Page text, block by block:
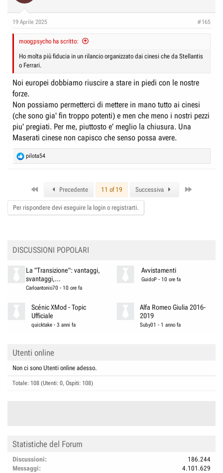
19 Aprile 2025 #165
moogpsycho ha scritto:
Ho molta più fiducia in un rilancio organizzato dai cinesi che da Stellantis
o Ferrari.
Noi europei dobbiamo riuscire a stare in piedi con le nostre
forze.
Non possiamo permetterci di mettere in mano tutto ai cinesi
(che sono gia' fin troppo potenti) e men che meno i nostri pezzi
piu' pregiati. Per me, piuttosto e' meglio la chiusura. Una
Maserati cinese non capisco che senso possa avere.
R
e
o
n
pilota54
Precedente 11 of 19 Successiva
Per rispondere devi eseguire la login o registrarti.
DISCUSSIONI POPOLARI
La "Transizione": vantaggi,
svantaggi,...
Carloantonio70 - 10 ore fa
Avvistamenti
GuidoP - 10 ore fa
Scénic XMod - Topic
Ufficiale
quicktake -3 anni fa
Alfa Romeo Giulia 2016-
2019
Suby01 - 1 anno fa
Utenti online
Non ci sono Utenti online adesso.
Totale: 108 (Utenti: 0, Ospiti: 108)
Statistiche del Forum
Discussioni
186.244
Messaggi
4.101.629